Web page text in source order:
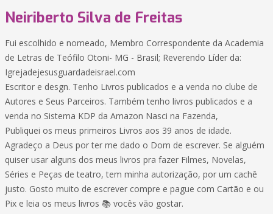
Neiriberto Silva de Freitas
Fui escolhido e nomeado, Membro Correspondente da Academia
de Letras de Teófilo Otoni- MG - Brasil; Reverendo Líder da:
Igrejadejesusguardadeisrael.com
Escritor e desgn. Tenho Livros publicados e a venda no clube de
Autores e Seus Parceiros. Também tenho livros publicados e a
venda no Sistema KDP da Amazon Nasci na Fazenda,
Publiquei os meus primeiros Livros aos 39 anos de idade.
Agradeço a Deus por ter me dado o Dom de escrever. Se alguém
quiser usar alguns dos meus livros pra fazer Filmes, Novelas,
Séries e Peças de teatro, tem minha autorização, por um cachê
justo. Gosto muito de escrever compre e pague com Cartão e ou
Pix e leia os meus livros 📚 vocês vão gostar.